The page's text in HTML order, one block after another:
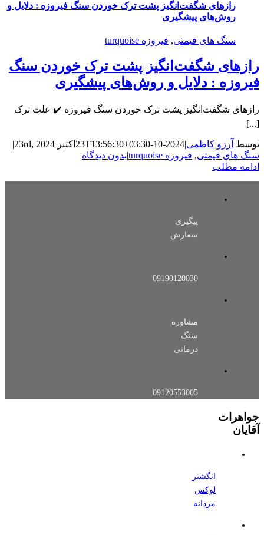
رازهای شگفت‌انگیز پشت ترک خوردن سنگ فیروزه : دلایل و
روش‌های پیشگیری
سنگ های قیمتی, فیروزه turquoise
رازهای شگفت‌انگیز پشت ترک خوردن سنگ
فیروزه : دلایل و روش‌های پیشگیری
رازهای شگفت‌انگیز پشت ترک خوردن سنگ فیروزه ✔️ علت ترک
[...]
توسط آرزو کاظمی|
2024-10-23T13:56:30+03:30 اکتبر 23rd, 2024
|
سنگ های قیمتی, فیروزه turquoise |بدون دیدگاه
ادامه مطلب
پیگیری
سفارش
09190120030
مشاوره
سنگ
درمانی
09120553005
جواهرات
آقایان
انگشتر
لوکس
مردانه